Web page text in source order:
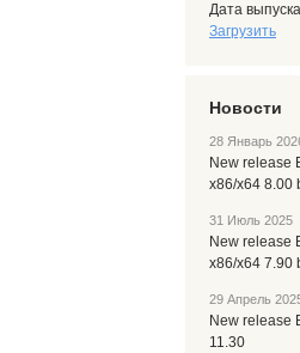
Дата
Загрузить
Новости
28 Январь
New release
x86/x64 8.00
31 Июль 2025
New release
x86/x64 7.90
29 Апрель
New release
11.30